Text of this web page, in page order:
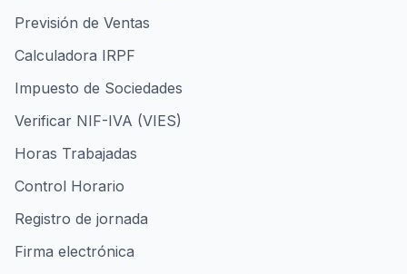
Previsión de Ventas
Calculadora IRPF
Impuesto de Sociedades
Verificar NIF-IVA (VIES)
Horas Trabajadas
Control Horario
Registro de jornada
Firma electrónica